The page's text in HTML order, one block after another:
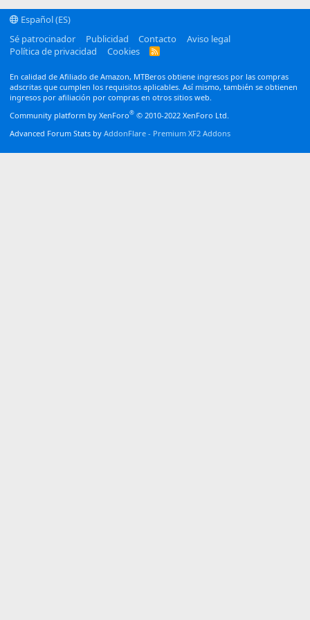
Español (ES)
Sé patrocinador
Publicidad Contacto
Aviso legal
Política de privacidad
Cookies
R
En calidad de Afiliado de Amazon, MTBeros obtiene ingresos por las compras
adscritas que cumplen los requisitos aplicables. Así mismo, también se obtienen
ingresos por afiliación por compras en otros sitios web.
Community platform by XenForo® © 2010-2022 XenForo Ltd.
Advanced Forum Stats by AddonFlare - Premium XF2 Addons